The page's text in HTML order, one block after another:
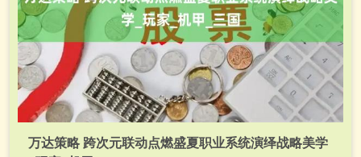
万达策略 跨次元联动点燃盛夏职业系统演绎战略美学